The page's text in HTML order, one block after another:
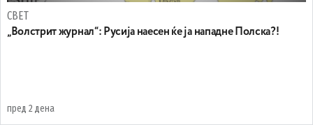
СВЕТ
„Волстрит журнал“: Русија наесен ќе ја нападне Полска?!
пред 2 дена